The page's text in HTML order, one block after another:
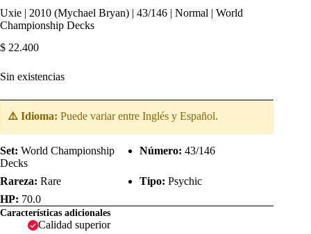
Uxie | 2010 (Mychael Bryan) | 43/146 | Normal | World
Championship Decks
$ 22.400
Sin existencias
⚠️ Idioma: Puede variar entre Inglés y Español.
Set: World Championship
Decks
Número: 43/146
Rareza: Rare Tipo: Psychic
HP: 70.0
Características adicionales
Calidad superior